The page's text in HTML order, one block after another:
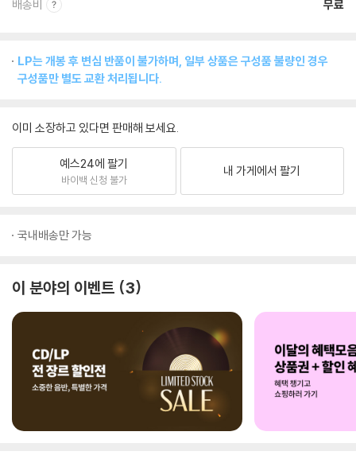
배송비 무료
LP는 개봉 후 변심 반품이 불가하며, 일부 상품은 구성품 불량인 경우
구성품만 별도 교환 처리됩니다.
이미 소장하고 있다면 판매해 보세요.
예스24에 팔기
바이백 신청 불가
내 가게에서 팔기
국내배송만 가능
이 분야의 이벤트 3